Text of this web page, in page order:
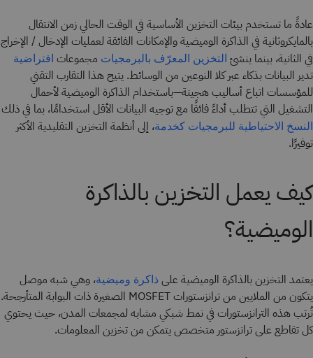
عادةً ما تستخدم بيئات التخزين الأساسية في الوقت الحالي زمن الانتقال
بالمايكروثانية في الذاكرة الوميضية والإمكانات الفائقة لعمليات الإدخال / الإخراج
في الثانية، بينما ينشئ التخزين المعرّف بالبرمجيات مجموعات افتراضية
تدير البيانات بذكاء عبر كلا النوعين من الوسائط. يتيح هذا التقارب التقني
للمؤسسات اتباع أساليب هجينة—باستخدام الذاكرة الوميضية لأحمال
التشغيل التي تتطلب أداءً فائقًا مع توجيه البيانات الأقل استخدامًا، بما في ذلك
النسخ الاحتياطية للبرمجيات كخدمة، إلى أنظمة التخزين التقليدية الأكثر
توفيرًا.
كيف يعمل التخزين بالذاكرة
الوميضية؟
يعتمد التخزين بالذاكرة الوميضية على ذاكرة وميضية، وهي شبه موصل
يتكون من الملايين من ترانزستورات MOSFET الصغيرة ذات البوابة المتأرجحة.
تُرتب هذه الترانزستورات في نمط شبكي مشابه لمجمعات المدن، حيث يحتوي
كل تقاطع على ترانزستور متخصص يتمكن من تخزين المعلومات.